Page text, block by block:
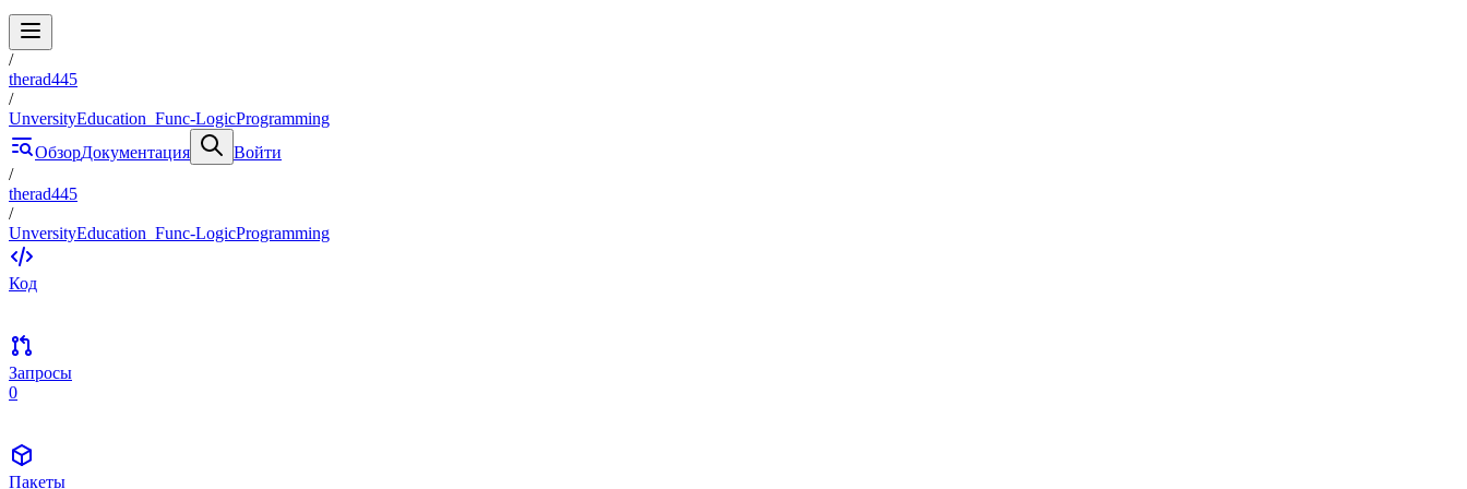
/
therad445
/
UnversityEducation_Func-LogicProgramming
ОбзорДокументация
Войти
/
therad445
/
UnversityEducation_Func-LogicProgramming
Код
Запросы
0
Пакеты